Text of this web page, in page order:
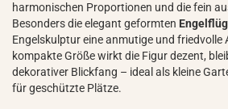
harmonischen Proportionen und die fein
Besonders die elegant geformten
Engelskulptur eine anmutige und friedvolle
kompakte Größe wirkt die Figur dezent,
dekorativer Blickfang – ideal als kleine
für geschützte Plätze.